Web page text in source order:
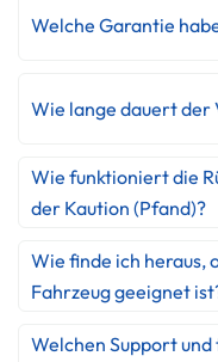
Welche Garantie
Wie lange dauert der
Wie funktioniert die
der Kaution (Pfand)?
Wie finde ich heraus,
Fahrzeug geeignet
Welchen Support